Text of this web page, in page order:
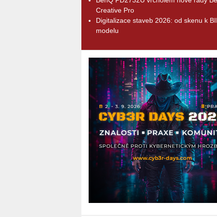
Creative Pro
Digitalizace staveb 2026: od skenu k
modelu